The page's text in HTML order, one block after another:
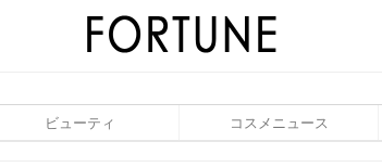
ビューティ コスメニュース